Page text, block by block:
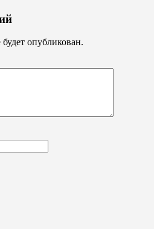
опубликован.